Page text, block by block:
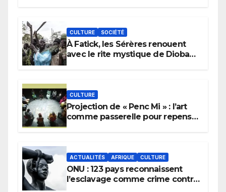
CULTURE SOCIÉTÉ
À Fatick, les Sérères renouent
avec le rite mystique de Diobaye
CULTURE
Projection de « Penc Mi » : l’art
comme passerelle pour repenser
ACTUALITÉS AFRIQUE CULTURE
ONU : 123 pays reconnaissent
l’esclavage comme crime contre